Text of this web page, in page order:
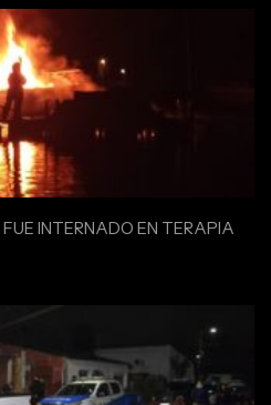
FUE INTERNADO EN TERAPIA